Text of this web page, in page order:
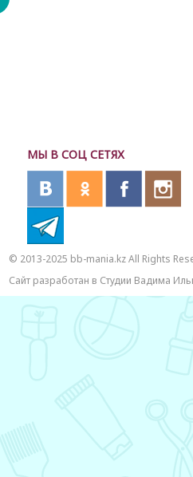
МЫ В СОЦ СЕТЯХ
© 2013-2025 bb-mania.kz All Rights
Сайт разработан в Студии Вадима